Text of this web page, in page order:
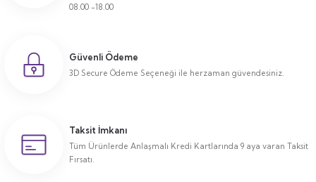
08.00 -18.00
Güvenli Ödeme
3D Secure Ödeme Seçeneği ile herzaman güvendesiniz.
Taksit İmkanı
Tüm Ürünlerde Anlaşmalı Kredi Kartlarında 9 aya varan Taksit
Fırsatı.